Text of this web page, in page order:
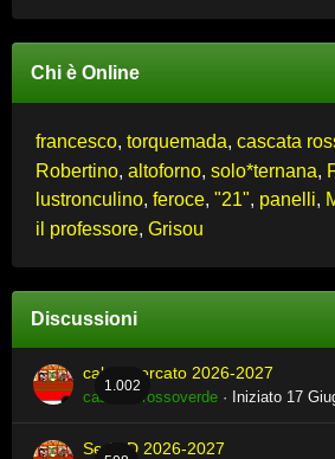
Chi è Online
francesco torquemada cascata
Robertino altoforno solo*ternana
lustronculino feroce "21" panelli
il professore Grisou
Discussioni
1.002
calciomercato 2026-2027
cascata rossoverde · Iniziato 17
Serie D 2026-2027